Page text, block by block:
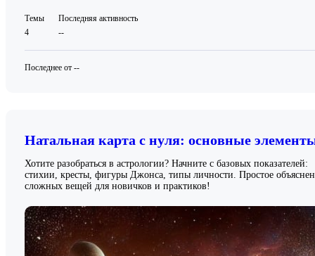
Темы
4
Последняя активность
--
Последнее от --
Натальная карта с нуля: основные
Хотите разобраться в астрологии? Начните с базовых показателей:
стихии, кресты, фигуры Джонса, типы личности. Простое
сложных вещей для новичков и практиков!